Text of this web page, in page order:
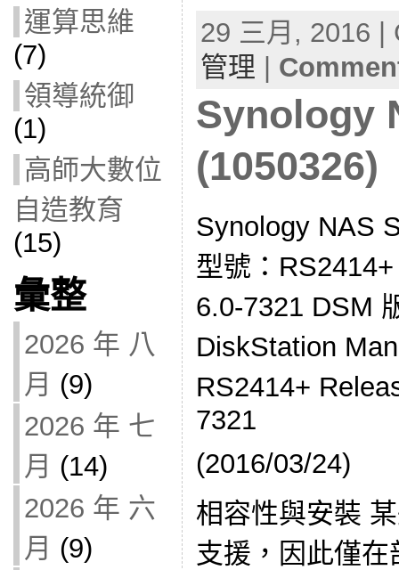
運算思維
(7)
領導統御
(1)
高師大數位
自造教育
(15)
彙整
2026 年 八
月 (9)
2026 年 七
月 (14)
2026 年 六
月 (9)
29 三月, 2016
管理
Synology
(1050326)
Synology NAS
型號：
6.0-7321 DSM
DiskStation
RS2414+
7321
(2016/03/24)
相容性與安裝
支援，因此僅